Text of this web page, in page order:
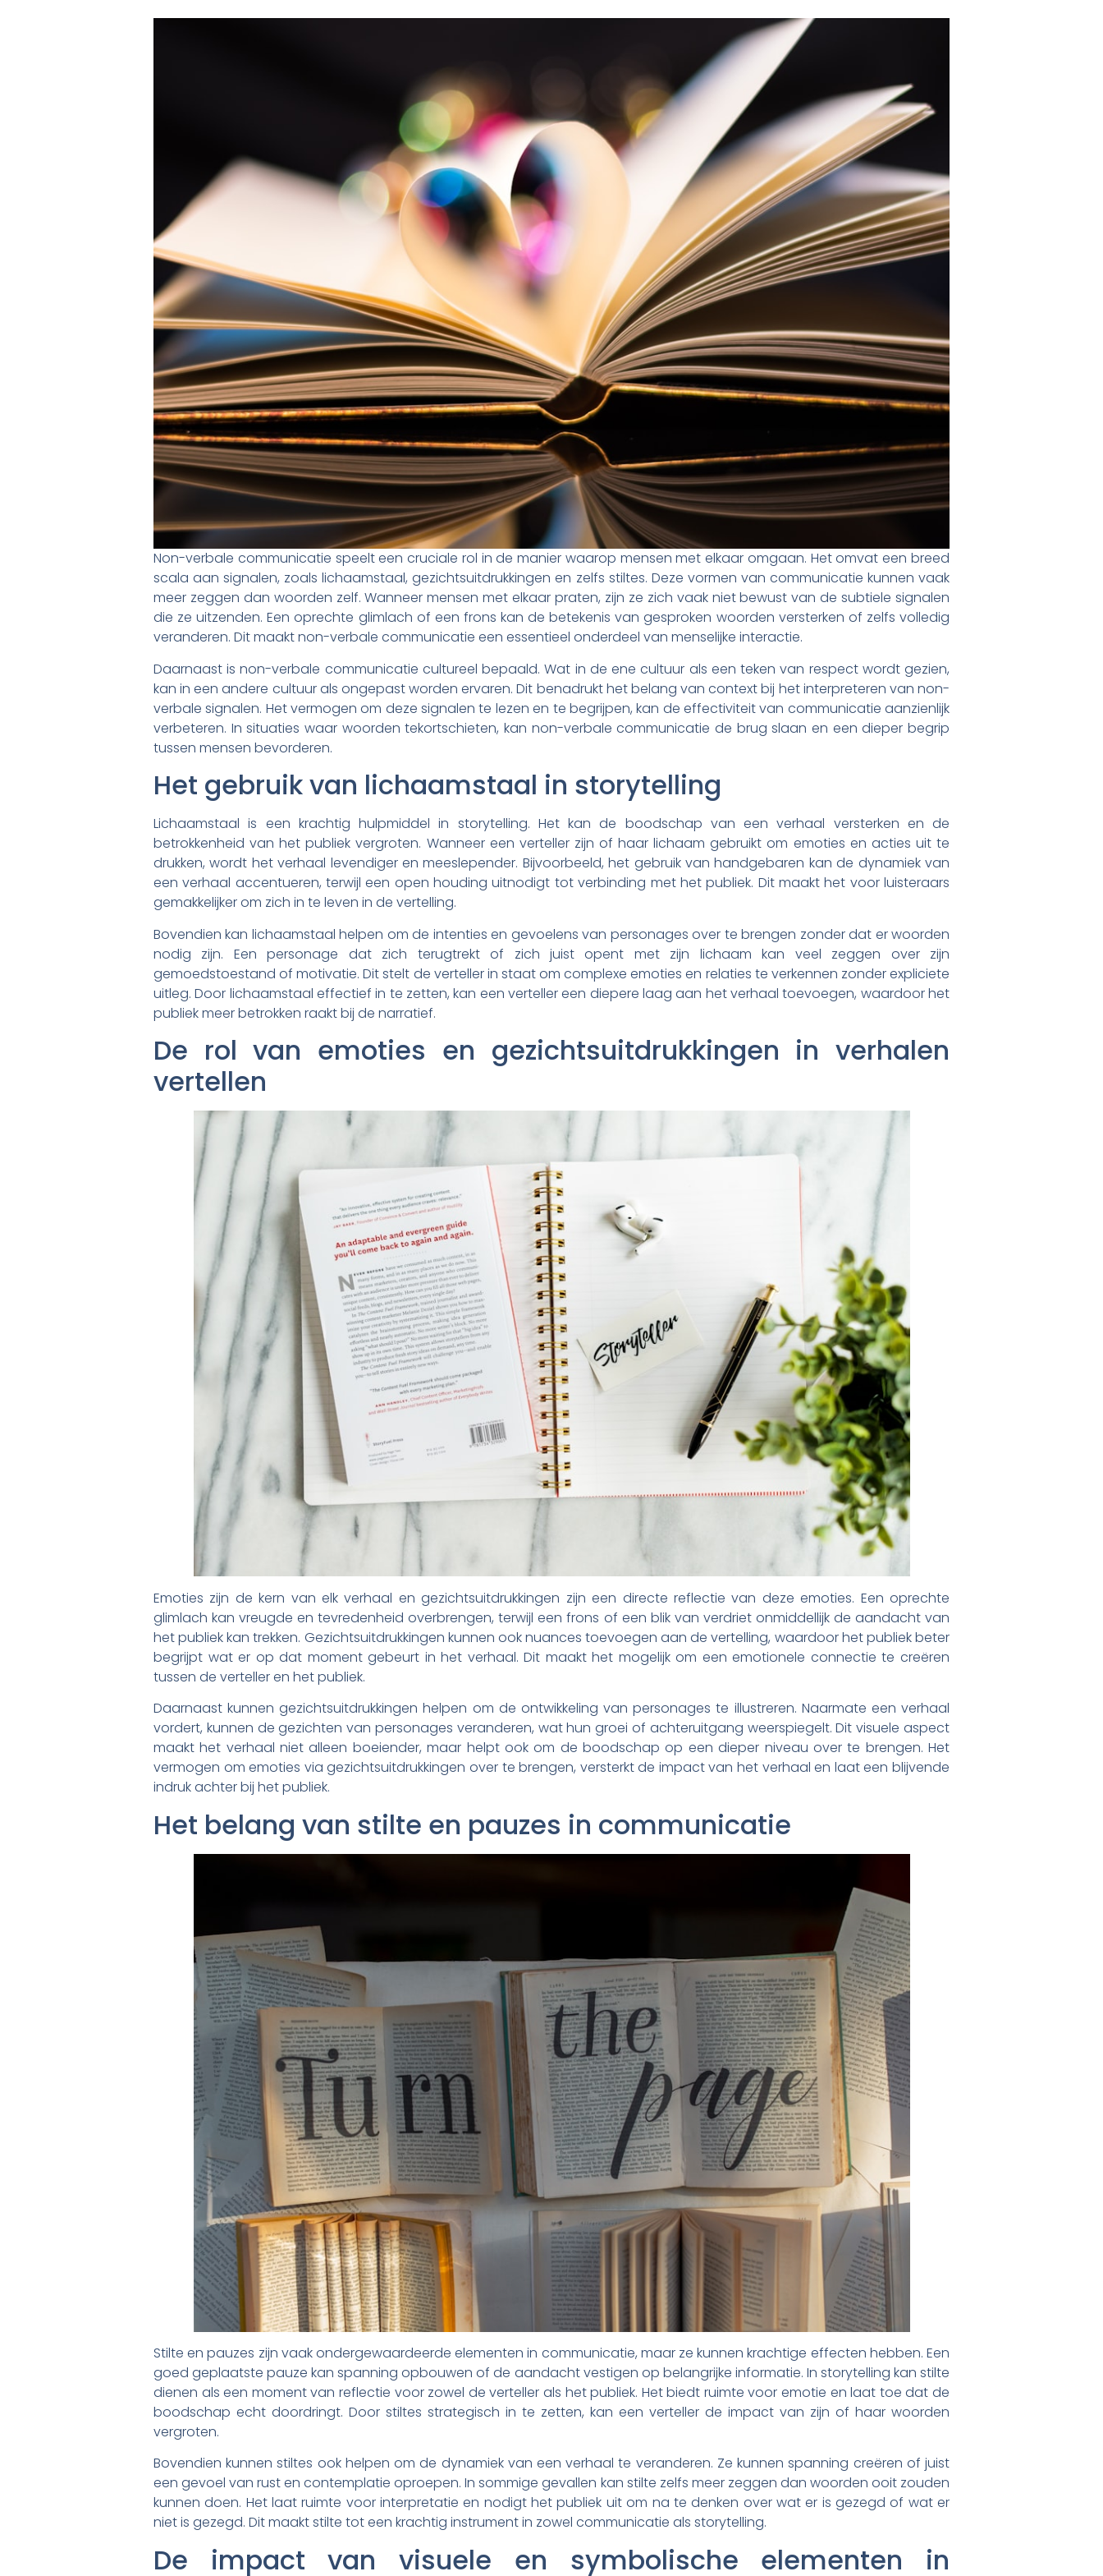
Non-verbale communicatie speelt een cruciale rol in de manier waarop mensen met elkaar omgaan. Het omvat een breed
scala aan signalen, zoals lichaamstaal, gezichtsuitdrukkingen en zelfs stiltes. Deze vormen van communicatie kunnen vaak
meer zeggen dan woorden zelf. Wanneer mensen met elkaar praten, zijn ze zich vaak niet bewust van de subtiele signalen
die ze uitzenden. Een oprechte glimlach of een frons kan de betekenis van gesproken woorden versterken of zelfs volledig
veranderen. Dit maakt non-verbale communicatie een essentieel onderdeel van menselijke interactie.
Daarnaast is non-verbale communicatie cultureel bepaald. Wat in de ene cultuur als een teken van respect wordt gezien,
kan in een andere cultuur als ongepast worden ervaren. Dit benadrukt het belang van context bij het interpreteren van non-
verbale signalen. Het vermogen om deze signalen te lezen en te begrijpen, kan de effectiviteit van communicatie aanzienlijk
verbeteren. In situaties waar woorden tekortschieten, kan non-verbale communicatie de brug slaan en een dieper begrip
tussen mensen bevorderen.
Het gebruik van lichaamstaal in storytelling
Lichaamstaal is een krachtig hulpmiddel in storytelling. Het kan de boodschap van een verhaal versterken en de
betrokkenheid van het publiek vergroten. Wanneer een verteller zijn of haar lichaam gebruikt om emoties en acties uit te
drukken, wordt het verhaal levendiger en meeslepender. Bijvoorbeeld, het gebruik van handgebaren kan de dynamiek van
een verhaal accentueren, terwijl een open houding uitnodigt tot verbinding met het publiek. Dit maakt het voor luisteraars
gemakkelijker om zich in te leven in de vertelling.
Bovendien kan lichaamstaal helpen om de intenties en gevoelens van personages over te brengen zonder dat er woorden
nodig zijn. Een personage dat zich terugtrekt of zich juist opent met zijn lichaam kan veel zeggen over zijn
gemoedstoestand of motivatie. Dit stelt de verteller in staat om complexe emoties en relaties te verkennen zonder expliciete
uitleg. Door lichaamstaal effectief in te zetten, kan een verteller een diepere laag aan het verhaal toevoegen, waardoor het
publiek meer betrokken raakt bij de narratief.
De rol van emoties en gezichtsuitdrukkingen in verhalen
vertellen
Emoties zijn de kern van elk verhaal en gezichtsuitdrukkingen zijn een directe reflectie van deze emoties. Een oprechte
glimlach kan vreugde en tevredenheid overbrengen, terwijl een frons of een blik van verdriet onmiddellijk de aandacht van
het publiek kan trekken. Gezichtsuitdrukkingen kunnen ook nuances toevoegen aan de vertelling, waardoor het publiek beter
begrijpt wat er op dat moment gebeurt in het verhaal. Dit maakt het mogelijk om een emotionele connectie te creëren
tussen de verteller en het publiek.
Daarnaast kunnen gezichtsuitdrukkingen helpen om de ontwikkeling van personages te illustreren. Naarmate een verhaal
vordert, kunnen de gezichten van personages veranderen, wat hun groei of achteruitgang weerspiegelt. Dit visuele aspect
maakt het verhaal niet alleen boeiender, maar helpt ook om de boodschap op een dieper niveau over te brengen. Het
vermogen om emoties via gezichtsuitdrukkingen over te brengen, versterkt de impact van het verhaal en laat een blijvende
indruk achter bij het publiek.
Het belang van stilte en pauzes in communicatie
Stilte en pauzes zijn vaak ondergewaardeerde elementen in communicatie, maar ze kunnen krachtige effecten hebben. Een
goed geplaatste pauze kan spanning opbouwen of de aandacht vestigen op belangrijke informatie. In storytelling kan stilte
dienen als een moment van reflectie voor zowel de verteller als het publiek. Het biedt ruimte voor emotie en laat toe dat de
boodschap echt doordringt. Door stiltes strategisch in te zetten, kan een verteller de impact van zijn of haar woorden
vergroten.
Bovendien kunnen stiltes ook helpen om de dynamiek van een verhaal te veranderen. Ze kunnen spanning creëren of juist
een gevoel van rust en contemplatie oproepen. In sommige gevallen kan stilte zelfs meer zeggen dan woorden ooit zouden
kunnen doen. Het laat ruimte voor interpretatie en nodigt het publiek uit om na te denken over wat er is gezegd of wat er
niet is gezegd. Dit maakt stilte tot een krachtig instrument in zowel communicatie als storytelling.
De impact van visuele en symbolische elementen in